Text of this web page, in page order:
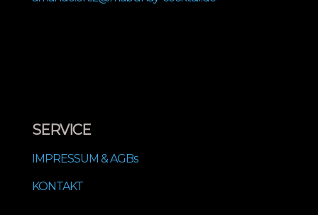
SERVICE
IMPRESSUM & AGBs
KONTAKT